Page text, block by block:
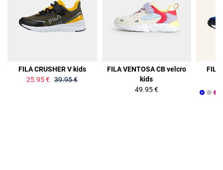
FILA CRUSHER V kids
25.95 € 39.95 €
FILA VENTOSA CB velcro
kids
49.95 €
FILA